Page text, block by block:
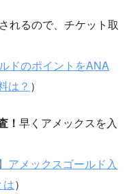
れるので、チケット取
ドのポイントをANA
は？ ）
！ 早くアメックスを入
アメックスゴールド入
は）